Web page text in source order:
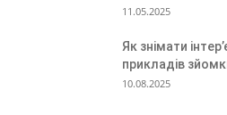
11.05.2025
Як знімати
прикладів
10.08.2025